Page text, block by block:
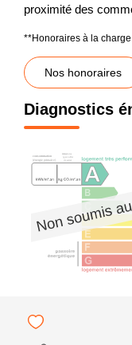
proximité des
**Honoraires à la
Nos honoraires
Diagnostics